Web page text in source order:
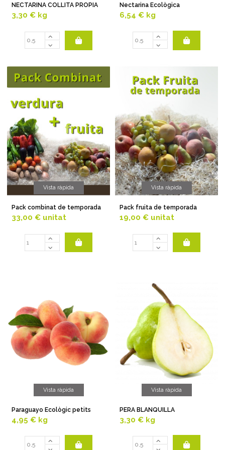
NECTARINA COLLITA PROPIA
3,30 € kg
Nectarina Ecològica
6,54 € kg
Vista ràpida
Pack combinat de temporada
33,00 € unitat
Vista ràpida
Pack fruita de temporada
19,00 € unitat
Vista ràpida
Paraguayo Ecològic petits
4,95 € kg
Vista ràpida
PERA BLANQUILLA
3,30 € kg